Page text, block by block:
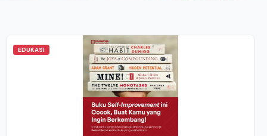
EDUKASI